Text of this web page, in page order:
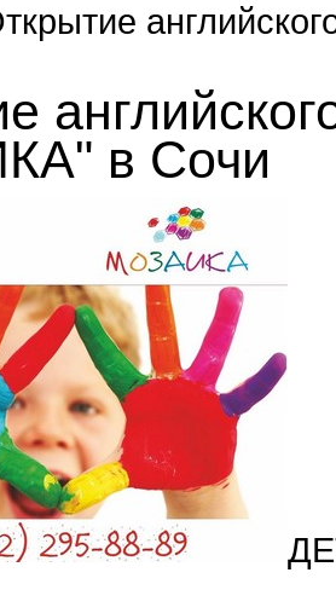
в Сочи